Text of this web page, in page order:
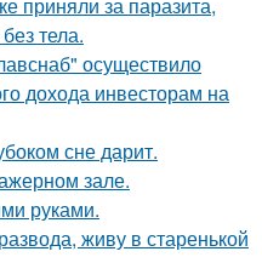
тела.
осуществило
дохода инвесторам на
сне дарит.
зале.
руками.
живу в старенькой